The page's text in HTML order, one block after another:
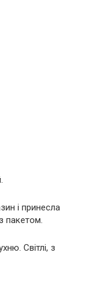
і принесла
пакетом.
Світлі, з